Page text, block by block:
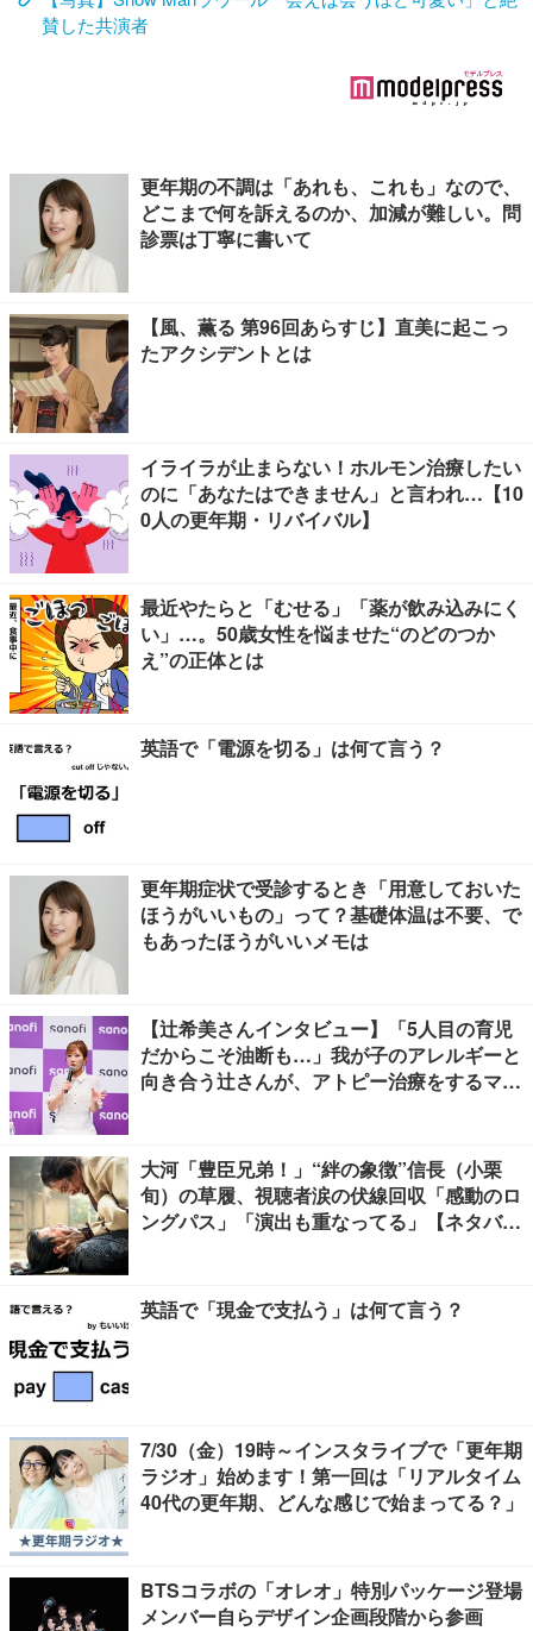
賛した共演者
更年期の不調は「あれも、これも」なので、
どこまで何を訴えるのか、加減が難しい。問
診票は丁寧に書いて
【風、薫る 第96回あらすじ】直美に起こっ
たアクシデントとは
イライラが止まらない！ホルモン治療したい
のに「あなたはできません」と言われ…【10
0人の更年期・リバイバル】
最近やたらと「むせる」「薬が飲み込みにく
い」…。50歳女性を悩ませた“のどのつか
え”の正体とは
英語で「電源を切る」は何て言う？
更年期症状で受診するとき「用意しておいた
ほうがいいもの」って？基礎体温は不要、で
もあったほうがいいメモは
【辻希美さんインタビュー】「5人目の育児
だからこそ油断も…」我が子のアレルギーと
向き合う辻さんが、アトピー治療をするママ
大河「豊臣兄弟！」“絆の象徴”信長（小栗
旬）の草履、視聴者涙の伏線回収「感動のロ
ングパス」「演出も重なってる」【ネタバレ
英語で「現金で支払う」は何て言う？
7/30（金）19時～インスタライブで「更年期
ラジオ」始めます！第一回は「リアルタイム
40代の更年期、どんな感じで始まってる？」
BTSコラボの「オレオ」特別パッケージ登場
メンバー自らデザイン企画段階から参画